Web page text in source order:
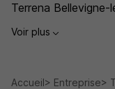
Terrena Bellevigne-
Voir plus
Accueil Entreprise